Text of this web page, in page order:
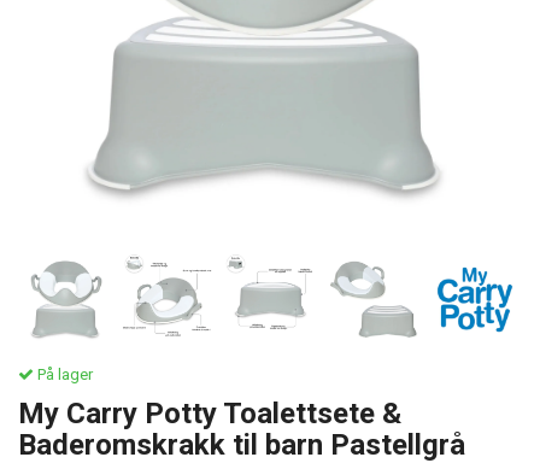
På lager
My Carry Potty Toalettsete &
Baderomskrakk til barn Pastellgrå